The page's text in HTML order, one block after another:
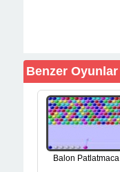
Benzer Oyunlar
Balon Patlatmaca